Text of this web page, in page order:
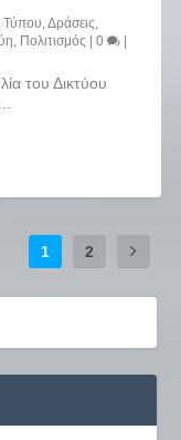
Τύπου,Δράσεις,
, Πολιτισμός |0
του Δικτύου
1 2